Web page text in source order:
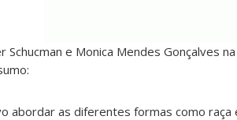
Schucman e Monica Mendes Gonçalves
abordar as diferentes formas como raça